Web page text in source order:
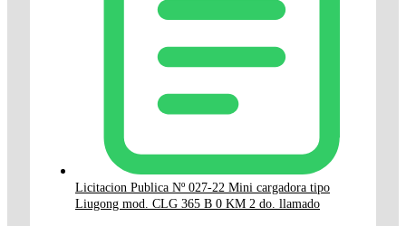
Licitacion Publica Nº 027-22 Mini cargadora tipo
Liugong mod. CLG 365 B 0 KM 2 do. llamado